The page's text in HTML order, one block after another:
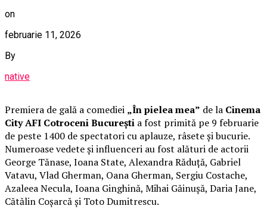
on
februarie 11, 2026
By
native
Premiera de gală a comediei „În pielea mea” de la Cinema
City AFI Cotroceni București a fost primită pe 9 februarie
de peste 1400 de spectatori cu aplauze, râsete și bucurie.
Numeroase vedete și influenceri au fost alături de actorii
George Tănase, Ioana State, Alexandra Răduță, Gabriel
Vatavu, Vlad Gherman, Oana Gherman, Sergiu Costache,
Azaleea Necula, Ioana Ginghină, Mihai Găinușă, Daria Jane,
Cătălin Coșarcă și Toto Dumitrescu.